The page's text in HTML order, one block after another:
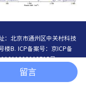
：北京市通州区中关村科技
楼B.
ICP备案号： 京ICP备
11011202003795号
留言